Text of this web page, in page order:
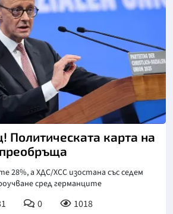
Политическата карта на
28%, а ХДС/ХСС изостана със седем
сред германците
0 1018